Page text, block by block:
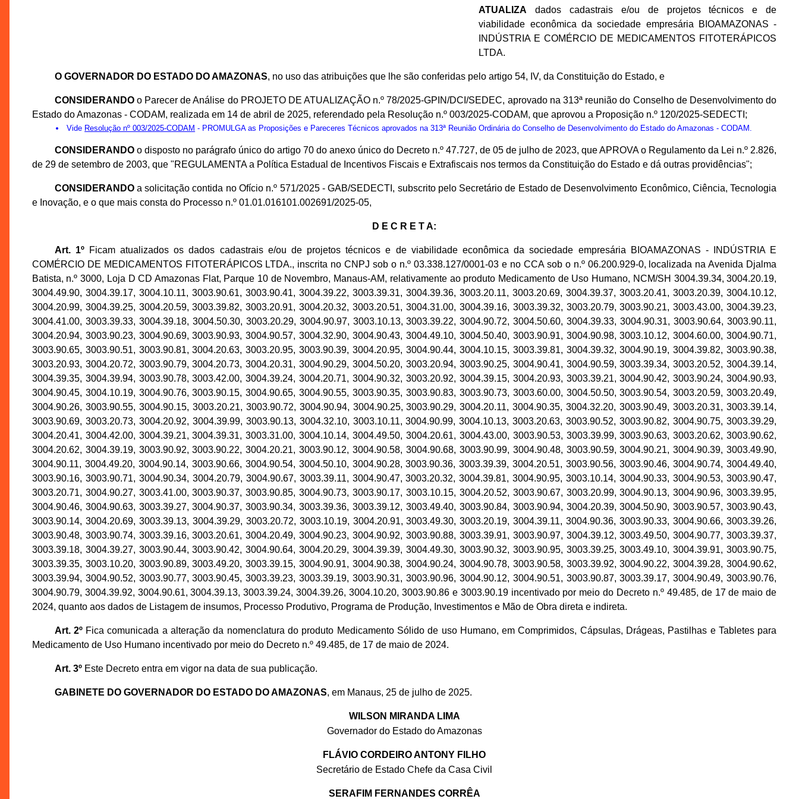
ATUALIZA dados cadastrais e/ou de projetos técnicos e de
viabilidade econômica da sociedade empresária BIOAMAZONAS -
INDÚSTRIA E COMÉRCIO DE MEDICAMENTOS FITOTERÁPICOS
LTDA.
O GOVERNADOR DO ESTADO DO AMAZONAS, no uso das atribuições que lhe são conferidas pelo artigo 54, IV, da Constituição do Estado, e
CONSIDERANDOo Parecer de Análise do PROJETO DE ATUALIZAÇÃO n.º 78/2025-GPIN/DCI/SEDEC, aprovado na 313ª reunião do Conselho de Desenvolvimento do
Estado do Amazonas - CODAM, realizada em 14 de abril de 2025, referendado pela Resolução n.º 003/2025-CODAM, que aprovou a Proposição n.º 120/2025-SEDECTI;
Vide Resolução nº 003/2025-CODAM - PROMULGA as Proposições e Pareceres Técnicos aprovados na 313ª Reunião Ordinária do Conselho de Desenvolvimento do Estado do Amazonas - CODAM.
CONSIDERANDOo disposto no parágrafo único do artigo 70 do anexo único do Decreto n.º 47.727, de 05 de julho de 2023, que APROVA o Regulamento da Lei n.º 2.826,
de 29 de setembro de 2003, que "REGULAMENTA a Política Estadual de Incentivos Fiscais e Extrafiscais nos termos da Constituição do Estado e dá outras providências";
CONSIDERANDOa solicitação contida no Ofício n.º 571/2025 - GAB/SEDECTI, subscrito pelo Secretário de Estado de Desenvolvimento Econômico, Ciência, Tecnologia
e Inovação, e o que mais consta do Processo n.º 01.01.016101.002691/2025-05,
D E C R E T A:
Art. 1ºFicam atualizados os dados cadastrais e/ou de projetos técnicos e de viabilidade econômica da sociedade empresária BIOAMAZONAS - INDÚSTRIA E
COMÉRCIO DE MEDICAMENTOS FITOTERÁPICOS LTDA., inscrita no CNPJ sob o n.º 03.338.127/0001-03 e no CCA sob o n.º 06.200.929-0, localizada na Avenida Djalma
Batista, n.º 3000, Loja D CD Amazonas Flat, Parque 10 de Novembro, Manaus-AM, relativamente ao produto Medicamento de Uso Humano, NCM/SH 3004.39.34, 3004.20.19,
3004.49.90, 3004.39.17, 3004.10.11, 3003.90.61, 3003.90.41, 3004.39.22, 3003.39.31, 3004.39.36, 3003.20.11, 3003.20.69, 3004.39.37, 3003.20.41, 3003.20.39, 3004.10.12,
3004.20.99, 3004.39.25, 3004.20.59, 3003.39.82, 3003.20.91, 3004.20.32, 3003.20.51, 3004.31.00, 3004.39.16, 3003.39.32, 3003.20.79, 3003.90.21, 3003.43.00, 3004.39.23,
3004.41.00, 3003.39.33, 3004.39.18, 3004.50.30, 3003.20.29, 3004.90.97, 3003.10.13, 3003.39.22, 3004.90.72, 3004.50.60, 3004.39.33, 3004.90.31, 3003.90.64, 3003.90.11,
3004.20.94, 3003.90.23, 3004.90.69, 3003.90.93, 3004.90.57, 3004.32.90, 3004.90.43, 3004.49.10, 3004.50.40, 3003.90.91, 3004.90.98, 3003.10.12, 3004.60.00, 3004.90.71,
3003.90.65, 3003.90.51, 3003.90.81, 3004.20.63, 3003.20.95, 3003.90.39, 3004.20.95, 3004.90.44, 3004.10.15, 3003.39.81, 3004.39.32, 3004.90.19, 3004.39.82, 3003.90.38,
3003.20.93, 3004.20.72, 3003.90.79, 3004.20.73, 3004.20.31, 3004.90.29, 3004.50.20, 3003.20.94, 3003.90.25, 3004.90.41, 3004.90.59, 3003.39.34, 3003.20.52, 3004.39.14,
3004.39.35, 3004.39.94, 3003.90.78, 3003.42.00, 3004.39.24, 3004.20.71, 3004.90.32, 3003.20.92, 3004.39.15, 3004.20.93, 3003.39.21, 3004.90.42, 3003.90.24, 3004.90.93,
3004.90.45, 3004.10.19, 3004.90.76, 3003.90.15, 3004.90.65, 3004.90.55, 3003.90.35, 3003.90.83, 3003.90.73, 3003.60.00, 3004.50.50, 3003.90.54, 3003.20.59, 3003.20.49,
3004.90.26, 3003.90.55, 3004.90.15, 3003.20.21, 3003.90.72, 3004.90.94, 3004.90.25, 3003.90.29, 3004.20.11, 3004.90.35, 3004.32.20, 3003.90.49, 3003.20.31, 3003.39.14,
3003.90.69, 3003.20.73, 3004.20.92, 3004.39.99, 3003.90.13, 3004.32.10, 3003.10.11, 3004.90.99, 3004.10.13, 3003.20.63, 3003.90.52, 3003.90.82, 3004.90.75, 3003.39.29,
3004.20.41, 3004.42.00, 3004.39.21, 3004.39.31, 3003.31.00, 3004.10.14, 3004.49.50, 3004.20.61, 3004.43.00, 3003.90.53, 3003.39.99, 3003.90.63, 3003.20.62, 3003.90.62,
3004.20.62, 3004.39.19, 3003.90.92, 3003.90.22, 3004.20.21, 3003.90.12, 3004.90.58, 3004.90.68, 3003.90.99, 3004.90.48, 3003.90.59, 3004.90.21, 3004.90.39, 3003.49.90,
3004.90.11, 3004.49.20, 3004.90.14, 3003.90.66, 3004.90.54, 3004.50.10, 3004.90.28, 3003.90.36, 3003.39.39, 3004.20.51, 3003.90.56, 3003.90.46, 3004.90.74, 3004.49.40,
3003.90.16, 3003.90.71, 3004.90.34, 3004.20.79, 3004.90.67, 3003.39.11, 3004.90.47, 3003.20.32, 3004.39.81, 3004.90.95, 3003.10.14, 3004.90.33, 3004.90.53, 3003.90.47,
3003.20.71, 3004.90.27, 3003.41.00, 3003.90.37, 3003.90.85, 3004.90.73, 3003.90.17, 3003.10.15, 3004.20.52, 3003.90.67, 3003.20.99, 3004.90.13, 3004.90.96, 3003.39.95,
3004.90.46, 3004.90.63, 3003.39.27, 3004.90.37, 3003.90.34, 3003.39.36, 3003.39.12, 3003.49.40, 3003.90.84, 3003.90.94, 3004.20.39, 3004.50.90, 3003.90.57, 3003.90.43,
3003.90.14, 3004.20.69, 3003.39.13, 3004.39.29, 3003.20.72, 3003.10.19, 3004.20.91, 3003.49.30, 3003.20.19, 3004.39.11, 3004.90.36, 3003.90.33, 3004.90.66, 3003.39.26,
3003.90.48, 3003.90.74, 3003.39.16, 3003.20.61, 3004.20.49, 3004.90.23, 3004.90.92, 3003.90.88, 3003.39.91, 3003.90.97, 3004.39.12, 3003.49.50, 3004.90.77, 3003.39.37,
3003.39.18, 3004.39.27, 3003.90.44, 3003.90.42, 3004.90.64, 3004.20.29, 3004.39.39, 3004.49.30, 3003.90.32, 3003.90.95, 3003.39.25, 3003.49.10, 3004.39.91, 3003.90.75,
3003.39.35, 3003.10.20, 3003.90.89, 3003.49.20, 3003.39.15, 3004.90.91, 3004.90.38, 3004.90.24, 3004.90.78, 3003.90.58, 3003.39.92, 3004.90.22, 3004.39.28, 3004.90.62,
3003.39.94, 3004.90.52, 3003.90.77, 3003.90.45, 3003.39.23, 3003.39.19, 3003.90.31, 3003.90.96, 3004.90.12, 3004.90.51, 3003.90.87, 3003.39.17, 3004.90.49, 3003.90.76,
3004.90.79, 3004.39.92, 3004.90.61, 3004.39.13, 3003.39.24, 3004.39.26, 3004.10.20, 3003.90.86 e 3003.90.19 incentivado por meio do Decreto n.º 49.485, de 17 de maio de
2024, quanto aos dados de Listagem de insumos, Processo Produtivo, Programa de Produção, Investimentos e Mão de Obra direta e indireta.
Art. 2ºFica comunicada a alteração da nomenclatura do produto Medicamento Sólido de uso Humano, em Comprimidos, Cápsulas, Drágeas, Pastilhas e Tabletes para
Medicamento de Uso Humano incentivado por meio do Decreto n.º 49.485, de 17 de maio de 2024.
Art. 3ºEste Decreto entra em vigor na data de sua publicação.
GABINETE DO GOVERNADOR DO ESTADO DO AMAZONAS, em Manaus, 25 de julho de 2025.
WILSON MIRANDA LIMA
Governador do Estado do Amazonas
FLÁVIO CORDEIRO ANTONY FILHO
Secretário de Estado Chefe da Casa Civil
SERAFIM FERNANDES CORRÊA